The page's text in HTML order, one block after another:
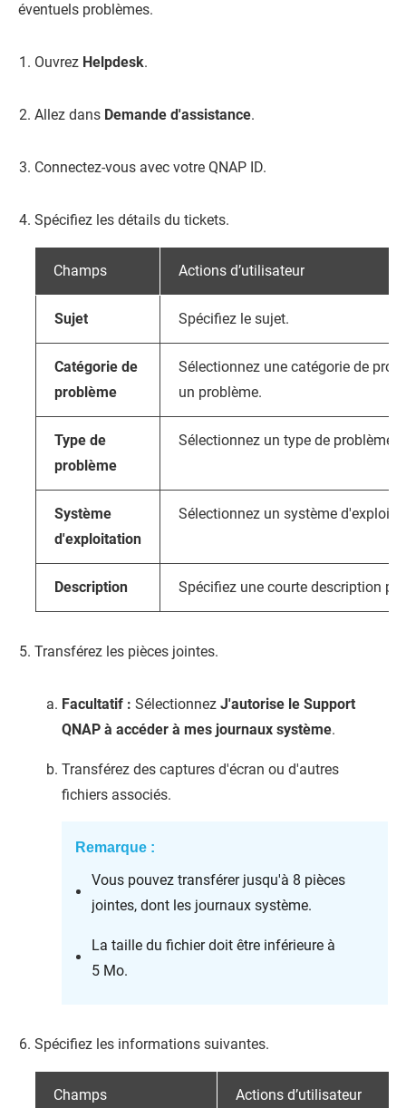
éventuels problèmes.
Ouvrez Helpdesk.
Allez dans Demande d'assistance.
Connectez-vous avec votre QNAP ID.
Spécifiez les détails du tickets.
Champs Actions d’utilisateur
Sujet Spécifiez le sujet.
Catégorie de
problème
Sélectionnez une catégorie de
un problème.
Type de
problème
Sélectionnez un type de problème.
Système
d'exploitation
Sélectionnez un système
Description Spécifiez une courte description
Transférez les pièces jointes.
Facultatif : Sélectionnez J'autorise le Support
QNAP à accéder à mes journaux système.
Transférez des captures d'écran ou d'autres
fichiers associés.
Remarque :
Vous pouvez transférer jusqu'à 8 pièces
jointes, dont les journaux système.
La taille du fichier doit être inférieure à
5 Mo.
Spécifiez les informations suivantes.
Champs Actions d’utilisateur